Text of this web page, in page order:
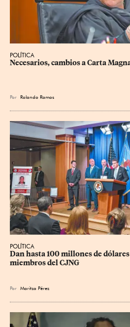
POLÍTICA
Necesarios, cambios a Carta
Por Rolando Ramos
POLÍTICA
Dan hasta 100 millones de
miembros del CJNG
Por Maritza Pérez